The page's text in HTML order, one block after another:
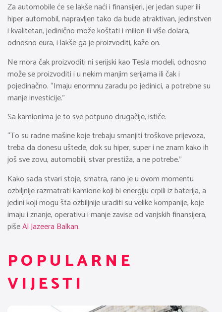
Za automobile će se lakše naći i finansijeri, jer jedan super ili
hiper automobil, napravljen tako da bude atraktivan, jedinstven
i kvalitetan, jedinično može koštati i milion ili više dolara,
odnosno eura, i lakše ga je proizvoditi, kaže on.
Ne mora čak proizvoditi ni serijski kao Tesla modeli, odnosno
može se proizvoditi i u nekim manjim serijama ili čak i
pojedinačno. “Imaju enormnu zaradu po jedinici, a potrebne su
manje investicije.”
Sa kamionima je to sve potpuno drugačije, ističe.
“To su radne mašine koje trebaju smanjiti troškove prijevoza,
treba da donesu uštede, dok su hiper, super i ne znam kako ih
još sve zovu, automobili, stvar prestiža, a ne potrebe.”
Kako sada stvari stoje, smatra, rano je u ovom momentu
ozbiljnije razmatrati kamione koji bi energiju crpili iz baterija, a
jedini koji mogu šta ozbiljnije uraditi su velike kompanije, koje
imaju i znanje, operativu i manje zavise od vanjskih finansijera,
pišeAl Jazeera Balkan.
POPULARNE
VIJESTI